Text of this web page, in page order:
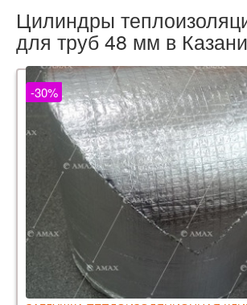
Цилиндры
для труб 48 мм в Казани
-30%